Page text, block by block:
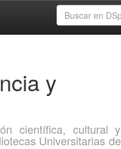
y
científica, cultural y
Universitarias de